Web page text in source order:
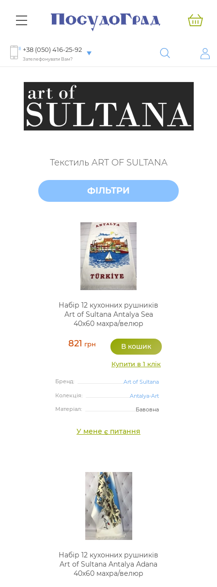
+38 (050) 416-25-92
Зателефонувати Вам?
Текстиль ART OF SULTANA
ФІЛЬТРИ
Набір 12 кухонних рушників
Art of Sultana Antalya Sea
40х60 махра/велюр
821 грн
Купити в 1 клік
Бренд:
Art of Sultana
Колекція:
Antalya-Art
Матеріал:
Бавовна
У мене є питання
Набір 12 кухонних рушників
Art of Sultana Antalya Adana
40х60 махра/велюр